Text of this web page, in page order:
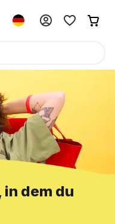
in dem du